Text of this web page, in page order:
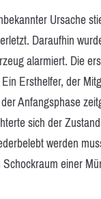
Ursache
Daraufhin
alarmiert. Die
Ersthelfer, der
Anfangsphase
sich der
werden
einer